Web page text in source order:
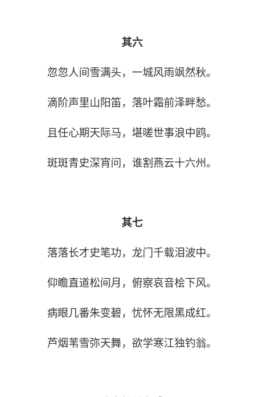
其六
忽忽人间雪满头，一城风雨飒然秋。
滴阶声里山阳笛，落叶霜前泽畔愁。
且任心期天际马，堪嗟世事浪中鸥。
斑斑青史深宵问，谁割燕云十六州。
其七
落落长才史笔功，龙门千载泪波中。
仰瞻直道松间月，俯察哀音桧下风。
病眼几番朱变碧，忧怀无限黑成红。
芦烟苇雪弥天舞，欲学寒江独钓翁。